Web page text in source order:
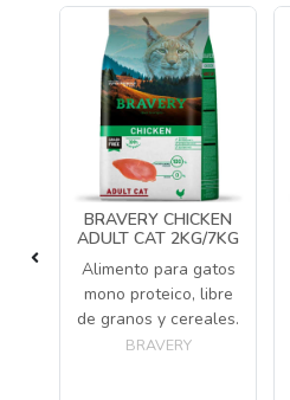
BRAVERY CHICKEN
ADULT CAT 2KG/7KG
Alimento para gatos
mono proteico, libre
de granos y cereales.
BRAVERY